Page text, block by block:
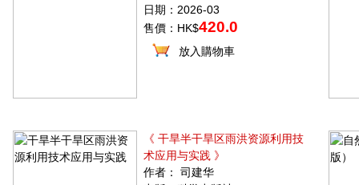
日期：2026-03
售價：HK$420.0
放入購物車
《 干旱半干旱区雨洪资源利用技
术应用与实践 》
作者： 司建华